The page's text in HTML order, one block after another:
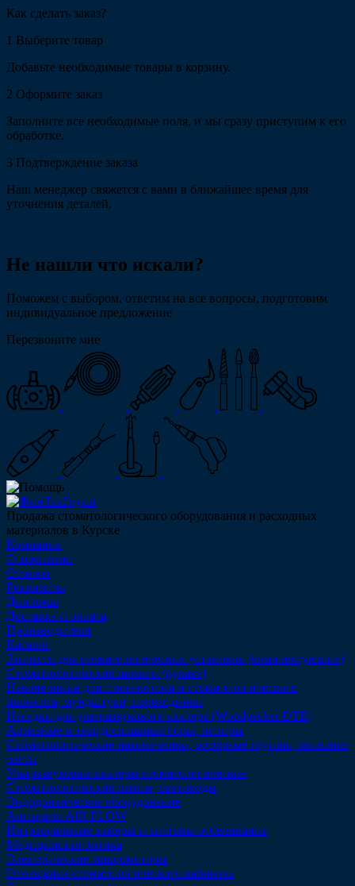
Как сделать заказ?
1 Выберите товар
Добавьте необходимые товары в корзину.
2 Оформите заказ
Заполните все необходимые поля, и мы сразу приступим к его
обработке.
3 Подтверждение заказа
Наш менеджер свяжется с вами в ближайшее время для
уточнения деталей.
Не нашли что искали?
Поможем с выбором, ответим на все вопросы, подготовим
индивидуальное предложение
Перезвоните мне
Продажа стоматологического оборудования и расходных
материалов в Курске
Компания
О компании
Отзывы
Реквизиты
Дипломы
Доставка и оплата
Производители
Каталог
Запчасти для стоматологических установок (комплектующие)
Стоматологические шланги (рукава)
Наконечники для слюноотсоса и стоматологического
пылесоса, мундштуки, переходники
Насадки для ультразвукового скалера (Woodpecker DTE)
Алмазные и твердосплавные боры, полиры
Стоматологические наконечники, роторные группы, запасные
части
Ультразвуковые скалеры стоматологические
Стоматологические лампы, световоды
Эндодонтическое оборудование
Аппараты AIR FLOW
Интраоральные камеры и системы отбеливания
Медицинская оптика
Электрические микромоторы
Оснащение стоматологического кабинета